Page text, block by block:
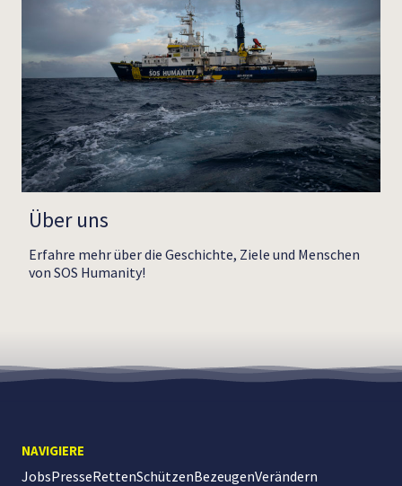
Über uns
Erfahre mehr über die Geschichte, Ziele und Menschen
von SOS Humanity!
NAVIGIERE
JobsPresseRettenSchützenBezeugenVerändern